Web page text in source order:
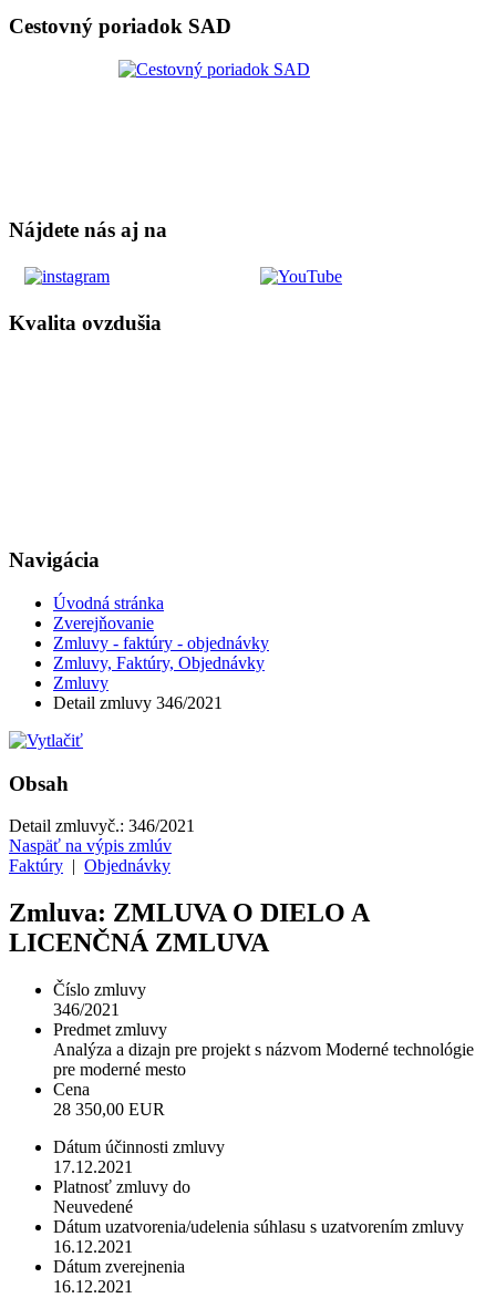
Cestovný poriadok SAD
Nájdete nás aj na
Kvalita ovzdušia
Navigácia
Úvodná stránka
Zverejňovanie
Zmluvy - faktúry - objednávky
Zmluvy, Faktúry, Objednávky
Zmluvy
Detail zmluvy 346/2021
Obsah
Detail zmluvyč.: 346/2021
Naspäť na výpis zmlúv
Faktúry | Objednávky
Zmluva: ZMLUVA O DIELO A
LICENČNÁ ZMLUVA
Číslo zmluvy
346/2021
Predmet zmluvy
Analýza a dizajn pre projekt s názvom Moderné technológie
pre moderné mesto
Cena
28 350,00 EUR
Dátum účinnosti zmluvy
17.12.2021
Platnosť zmluvy do
Neuvedené
Dátum uzatvorenia/udelenia súhlasu s uzatvorením zmluvy
16.12.2021
Dátum zverejnenia
16.12.2021